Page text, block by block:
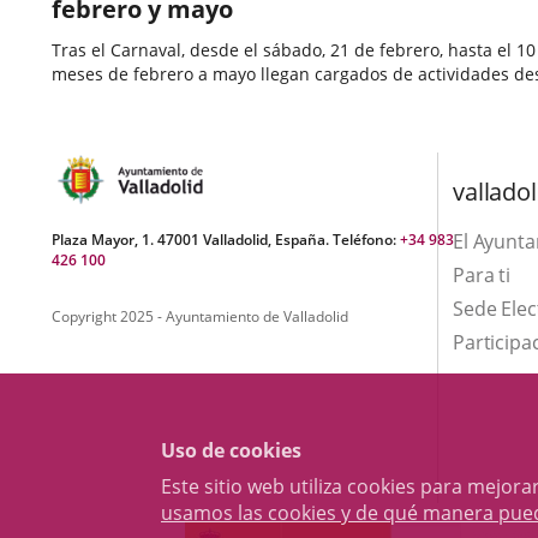
Uso de cookies
Este sitio web utiliza cookies para
usamos las cookies y de qué manera
febrero y mayo
Tras el Carnaval, desde el sábado, 21 de febrero, hasta el
meses de febrero a mayo llegan cargados de actividades
de
la
Plaza Mayor, 1. 47001 Valladolid, España. Teléfono:+34 983
426 100
Copyright 2025 - Ayuntamiento de Valladolid
El
Para ti
Sede